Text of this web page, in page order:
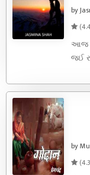
by
આજ
જઈ
by